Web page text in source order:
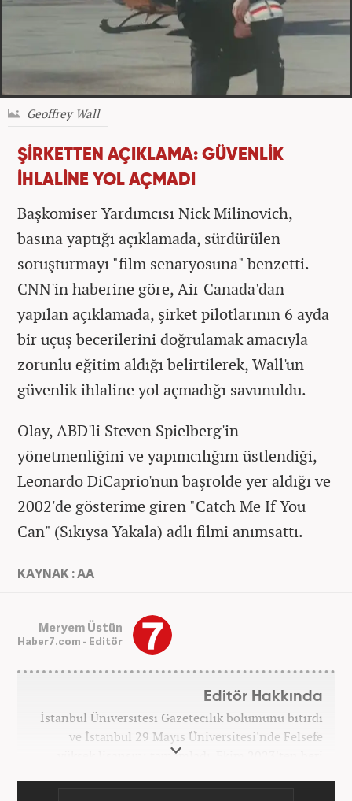
Geoffrey Wall
ŞİRKETTEN AÇIKLAMA: GÜVENLİK
İHLALİNE YOL AÇMADI
Başkomiser Yardımcısı Nick Milinovich,
basına yaptığı açıklamada, sürdürülen
soruşturmayı "film senaryosuna" benzetti.
CNN'in haberine göre, Air Canada'dan
yapılan açıklamada, şirket pilotlarının 6 ayda
bir uçuş becerilerini doğrulamak amacıyla
zorunlu eğitim aldığı belirtilerek, Wall'un
güvenlik ihlaline yol açmadığı savunuldu.
Olay, ABD'li Steven Spielberg'in
yönetmenliğini ve yapımcılığını üstlendiği,
Leonardo DiCaprio'nun başrolde yer aldığı ve
2002'de gösterime giren "Catch Me If You
Can" (Sıkıysa Yakala) adlı filmi anımsattı.
KAYNAK : AA
Meryem Üstün
Haber7.com - Editör
Editör Hakkında
İstanbul Üniversitesi Gazetecilik bölümünü bitirdi
ve İstanbul 29 Mayıs Üniversitesi'nde Felsefe
yüksek lisansını tamamladı. Ekim 2023'ten beri